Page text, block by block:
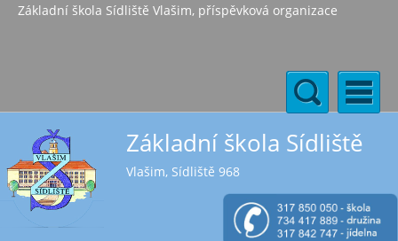
Základní škola Sídliště Vlašim, příspěvková organizace
Základní škola Sídliště
Vlašim, Sídliště 968